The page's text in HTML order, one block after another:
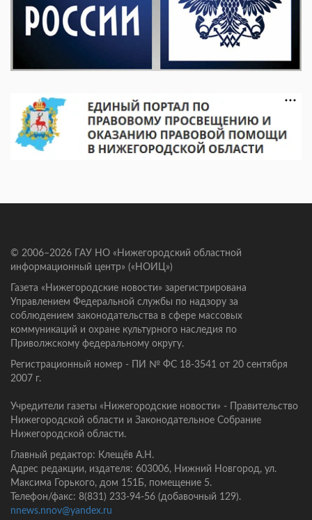
© 2006–2026 ГАУ НО «Нижегородский областной
информационный центр» («НОИЦ»)
Газета «Нижегородские новости» зарегистрирована
Управлением Федеральной службы по надзору за
соблюдением законодательства в сфере массовых
коммуникаций и охране культурного наследия по
Приволжскому федеральному округу.
Регистрационный номер - ПИ № ФС 18-3541 от 20 сентября
2007 г.
Учредители газеты «Нижегородские новости» - Правительство
Нижегородской области и Законодательное Собрание
Нижегородской области.
Главный редактор: Клещёв А.Н.
Адрес редакции, издателя: 603006, Нижний Новгород, ул.
Максима Горького, дом 151Б, помещение 5.
Телефон/факс: 8(831) 233-94-56 (добавочный 129).
nnews.nnov@yandex.ru